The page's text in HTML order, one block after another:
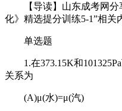
【导读】山东成考网分
化》精选提分训练5-1”相关
单选题
1.在373.15K和
关系为
(A)μ(水)=μ(汽)